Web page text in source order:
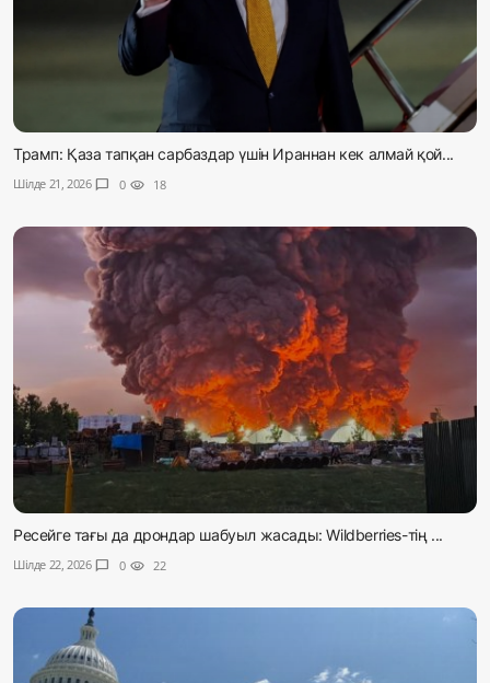
Трамп: Қаза тапқан сарбаздар үшін Ираннан кек алмай қой...
Шілде 21, 2026 chat_bubble 0 visibility 18
Ресейге тағы да дрондар шабуыл жасады: Wildberries-тің ...
Шілде 22, 2026 chat_bubble 0 visibility 22